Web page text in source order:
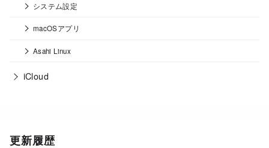
システム設定
macOSアプリ
Asahi Linux
iCloud
更新履歴